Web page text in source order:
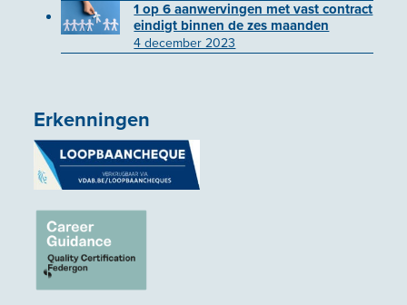
1 op 6 aanwervingen met vast contract
eindigt binnen de zes maanden
4 december 2023
Erkenningen